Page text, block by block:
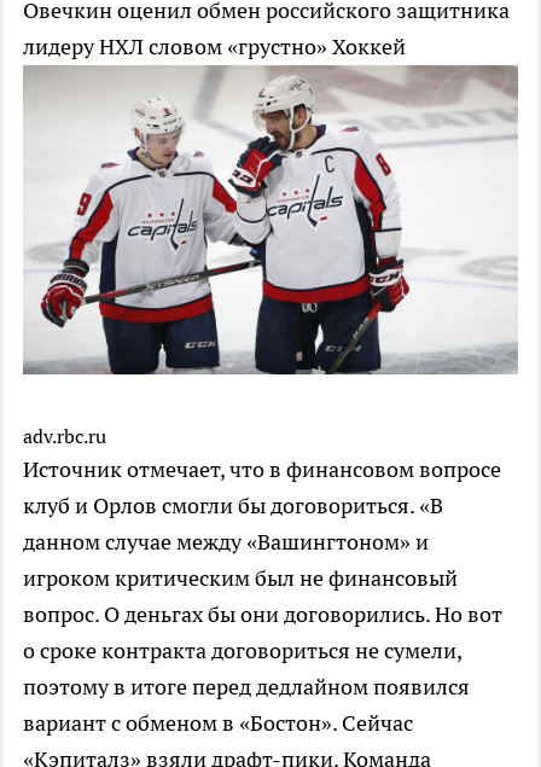
Овечкин оценил обмен российского защитника
лидеру НХЛ словом «грустно» Хоккей
adv.rbc.ru
Источник отмечает, что в финансовом вопросе
клуб и Орлов смогли бы договориться. «В
данном случае между «Вашингтоном» и
игроком критическим был не финансовый
вопрос. О деньгах бы они договорились. Но вот
о сроке контракта договориться не сумели,
поэтому в итоге перед дедлайном появился
вариант с обменом в «Бостон». Сейчас
«Кэпиталз» взяли драфт-пики. Команда